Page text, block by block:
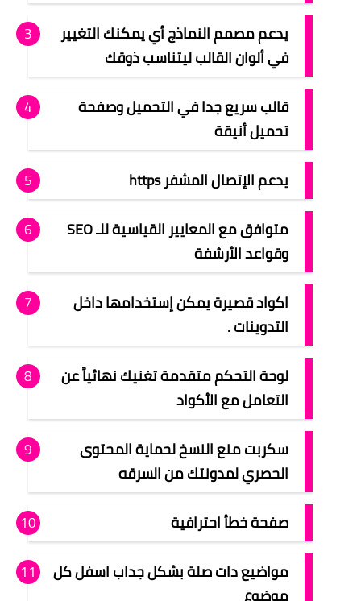
يدعم مصمم النماذج أي يمكنك التغيير
في ألوان القالب ليتناسب ذوقك
قالب سريع جدا في التحميل وصفحة
تحميل أنيقة
يدعم الإتصال المشفر https
متوافق مع المعايير القياسية للـ SEO
وقواعد الأرشفة
اكواد قصيرة يمكن إستخدامها داخل
التدوينات .
لوحة التحكم متقدمة تغنيك نهائياً عن
التعامل مع الأكواد
سكربت منع النسخ لحماية المحتوى
الحصري لمدونتك من السرقه
صفحة خطأ احترافية
مواضيع دات صلة بشكل جداب اسفل كل